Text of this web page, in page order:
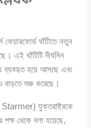
ফেয়ারফোর্ড ঘাঁটিতে নতুন
এই ঘাঁটিটি দীর্ঘদিন
ব্যবহৃত হয়ে আসছে এবং
বাড়তে শুরু করেছে।
যুক্তরাষ্ট্রকে
পক্ষ থেকে বলা হয়েছে,